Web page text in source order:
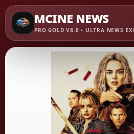
MCINE NEWS
PRO GOLD V8.0 • ULTRA NEWS